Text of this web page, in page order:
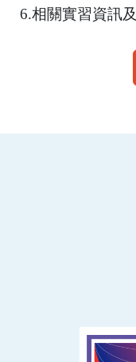
6.相關實習資訊
71005 台